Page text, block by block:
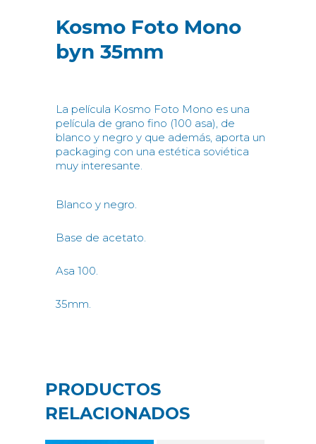
Kosmo Foto Mono
byn 35mm
La película Kosmo Foto Mono es una
película de grano fino (100 asa), de
blanco y negro y que además, aporta un
packaging con una estética soviética
muy interesante.
Blanco y negro.
Base de acetato.
Asa 100.
35mm.
PRODUCTOS
RELACIONADOS